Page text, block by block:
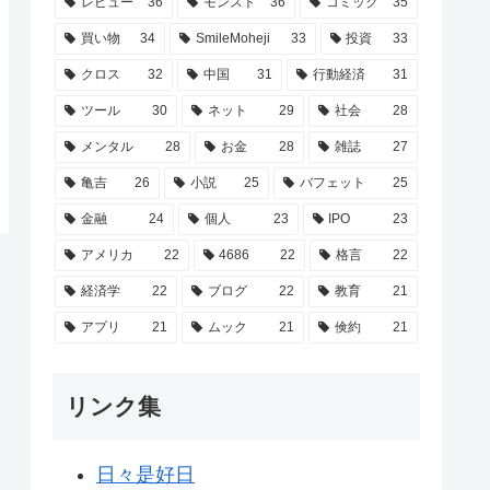
買い物 34 SmileMoheji 33 投資 33
クロス 32 中国 31 行動経済 31
ツール 30 ネット 29 社会 28
メンタル 28 お金 28 雑誌 27
亀吉 26 小説 25 バフェット 25
金融 24 個人 23 IPO 23
アメリカ 22 4686 22 格言 22
経済学 22 ブログ 22 教育 21
アプリ 21 ムック 21 倹約 21
リンク集
日々是好日